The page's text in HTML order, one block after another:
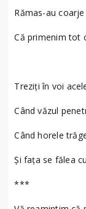
Rămas-au
Că primenim tot
Treziți în voi
Când văzul
Când horele
Și fața se fălea
***